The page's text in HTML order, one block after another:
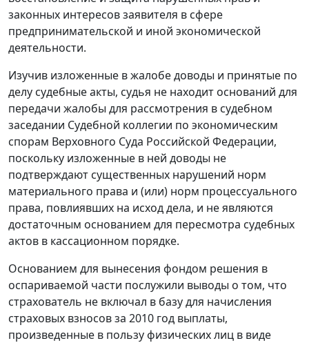
законных интересов заявителя в сфере
предпринимательской и иной экономической
деятельности.
Изучив изложенные в жалобе доводы и принятые по
делу судебные акты, судья не находит оснований для
передачи жалобы для рассмотрения в судебном
заседании Судебной коллегии по экономическим
спорам Верховного Суда Российской Федерации,
поскольку изложенные в ней доводы не
подтверждают существенных нарушений норм
материального права и (или) норм процессуального
права, повлиявших на исход дела, и не являются
достаточным основанием для пересмотра судебных
актов в кассационном порядке.
Основанием для вынесения фондом решения в
оспариваемой части послужили выводы о том, что
страхователь не включал в базу для начисления
страховых взносов за 2010 год выплаты,
произведенные в пользу физических лиц в виде